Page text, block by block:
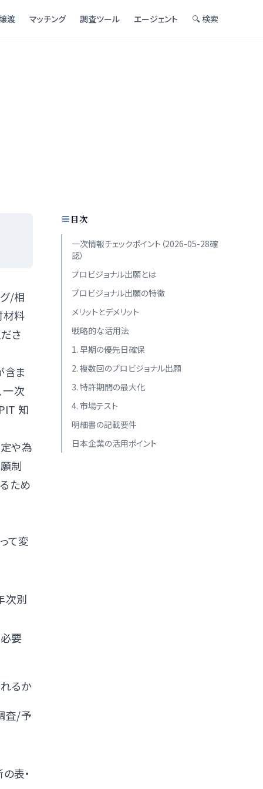
渡 マッチング 調査ツール エージェント 🔍 検索
/相
材料
さ
含ま
一次
知
や為
制
ため
て変
次別
要
るか
査/予
表・
目次
一次情報チェックポイント（2026-05-28確
認）
プロビジョナル出願とは
プロビジョナル出願の特徴
メリットとデメリット
戦略的な活用法
1. 早期の優先日確保
2. 複数回のプロビジョナル出願
3. 特許期間の最大化
4. 市場テスト
明細書の記載要件
日本企業の活用ポイント